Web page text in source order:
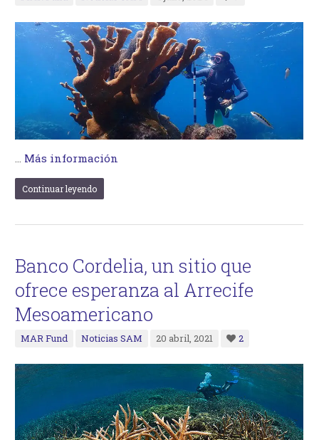
… Más información
Continuar leyendo
Banco Cordelia, un sitio que
ofrece esperanza al Arrecife
Mesoamericano
MAR Fund Noticias SAM 20 abril, 2021 2